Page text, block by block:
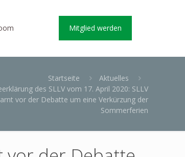
Mitglied werden
Startseite
Aktuelles
des SLLV vom 17. April 2020: SLLV
vor der Debatte um eine Verkürzung der
Sommerferien